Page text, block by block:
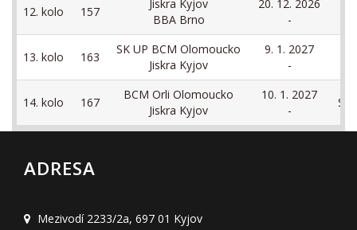
12. kolo 157
Jiskra Kyjov
BBA Brno
20. 12. 2026
-
13. kolo 163
SK UP BCM Olomoucko
Jiskra Kyjov
9. 1. 2027
-
14. kolo 167
BCM Orli Olomoucko
Jiskra Kyjov
10. 1. 2027
-
ADRESA
Mezivodí 2233/2a, 697 01 Kyjov